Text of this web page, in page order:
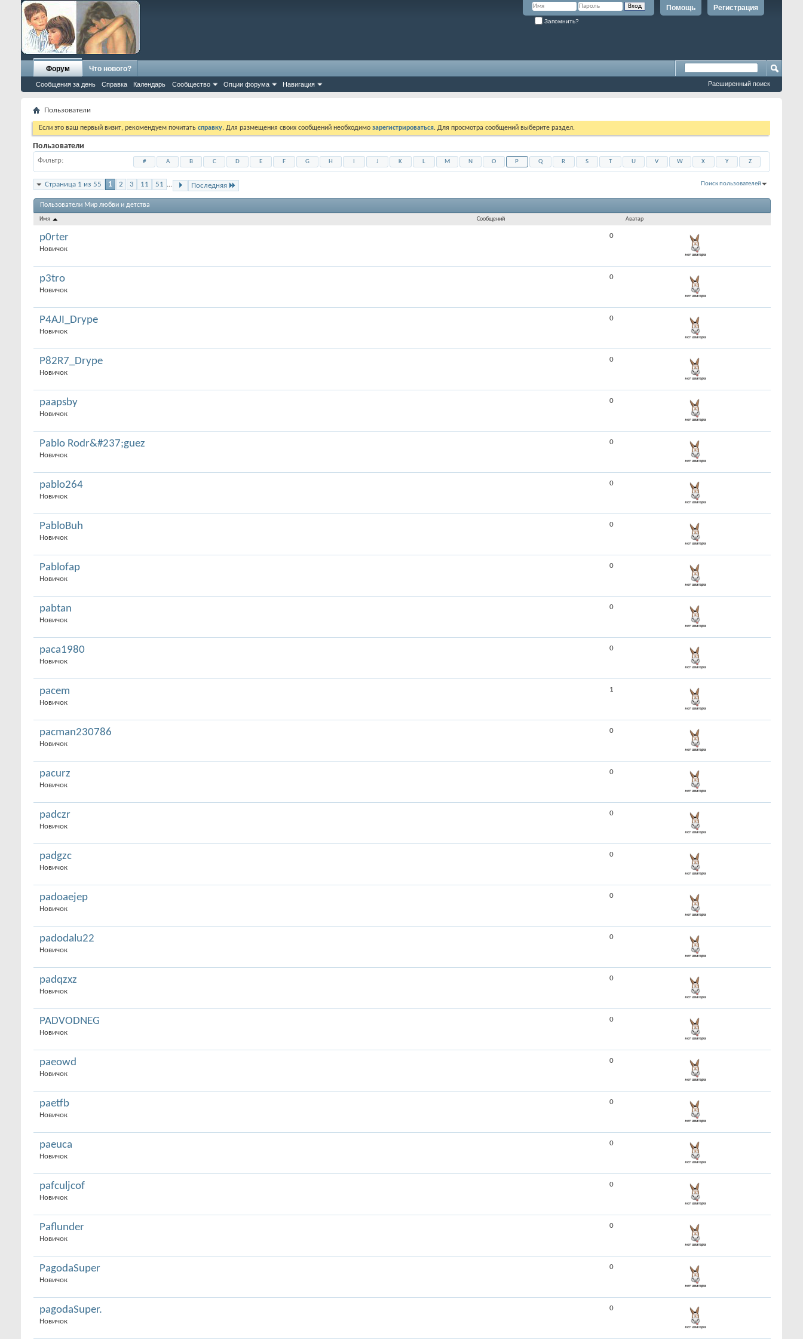
Регистрация
Помощь
Запомнить?
Форум
Сообщения за день Справка Календарь Сообщество Опции форума Навигация
Что нового?
Расширенный поиск
Пользователи
Если это ваш первый визит, рекомендуем почитать справку. Для размещения своих сообщений необходимо зарегистрироваться. Для просмотра сообщений выберите раздел.
Пользователи
Фильтр # A B C D E F G H J K L M N O P Q R S T U V W X Y Z
Страница 1 из 55 1 2 3 11 51 ... Последняя Поиск пользователей
Пользователи Мир любви и детства
Имя Сообщений Аватар
p0rter
Новичок
0
p3tro
Новичок
0
P4AJI_Drype
Новичок
0
P82R7_Drype
Новичок
0
paapsby
Новичок
0
Pablo Rodr&#237;guez
Новичок
0
pablo264
Новичок
0
PabloBuh
Новичок
0
Pablofap
Новичок
0
pabtan
Новичок
0
paca1980
Новичок
0
pacem
Новичок
1
pacman230786
Новичок
0
pacurz
Новичок
0
padczr
Новичок
0
padgzc
Новичок
0
padoaejep
Новичок
0
padodalu22
Новичок
0
padqzxz
Новичок
0
PADVODNEG
Новичок
0
paeowd
Новичок
0
paetfb
Новичок
0
paeuca
Новичок
0
pafculjcof
Новичок
0
Paflunder
Новичок
0
PagodaSuper
Новичок
0
pagodaSuper.
Новичок
0